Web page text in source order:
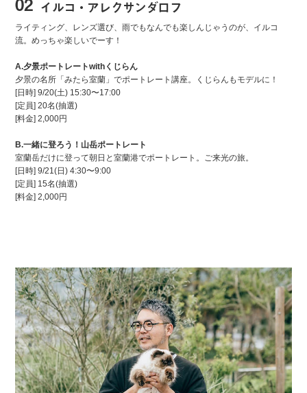
イルコ・アレクサンダロフ
ライティング、レンズ選び、雨でもなんでも楽しんじゃうのが、イルコ
流。めっちゃ楽しいでーす！
A.夕景ポートレートwithくじらん
夕景の名所「みたら室蘭」でポートレート講座。くじらんもモデルに！
[日時] 9/20(土) 15:30〜17:00
[定員] 20名(抽選)
[料金] 2,000円
B.一緒に登ろう！山岳ポートレート
室蘭岳だけに登って朝日と室蘭港でポートレート。ご来光の旅。
[日時] 9/21(日) 4:30〜9:00
[定員] 15名(抽選)
[料金] 2,000円